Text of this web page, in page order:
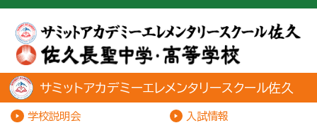
サミットアカデミーエレメンタリースクール佐久
学校説明会 入試情報